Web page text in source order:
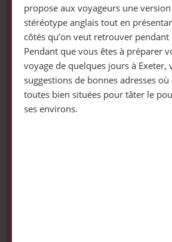
propose aux voyageurs une
stéréotype anglais tout en
côtés qu’on veut retrouver pendant
Pendant que vous êtes à préparer
voyage de quelques jours à Exeter,
suggestions de bonnes adresses
toutes bien situées pour tâter le
ses environs.